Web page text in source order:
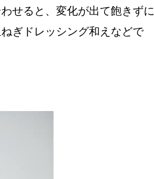
せると、変化が出て飽きずに
ぎドレッシング和えなどで